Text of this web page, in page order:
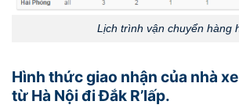
Lịch trình vận chuyển hàng
Hình thức giao nhận của nhà
từ Hà Nội đi Đắk R’lấp.